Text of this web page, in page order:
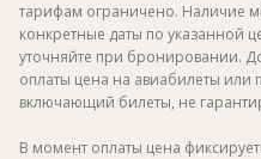
тарифам ограничено. Наличие
конкретные даты по указанной
уточняйте при бронировании.
оплаты цена на авиабилеты или
включающий билеты, не
В момент оплаты цена